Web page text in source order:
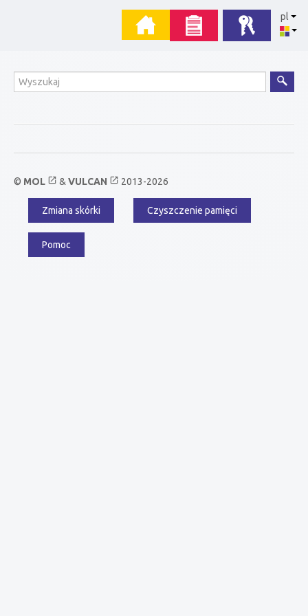
pl
Wyszukiwanie
© MOL open_in_new & VULCAN open_in_new 2013-2026
Menu
dodatkowe
Zmiana skórki Czyszczenie pamięci
Pomoc